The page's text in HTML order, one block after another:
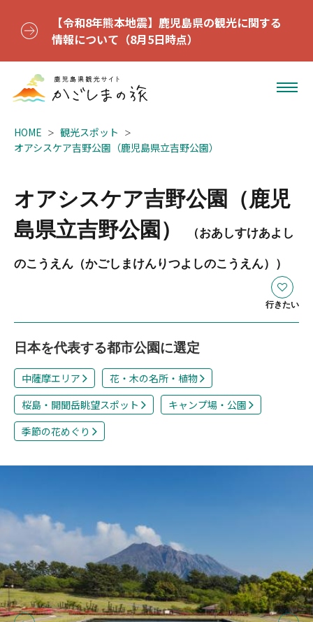
【令和8年熊本地震】鹿児島県の観光に関する
情報について（8月5日時点）
HOME
観光スポット
オアシスケア吉野公園（鹿児島県立吉野公園）
オアシスケア吉野公園（鹿児
島県立吉野公園）
（おあしすけあよし
のこうえん（かごしまけんりつよしのこうえん））
行きたい
日本を代表する都市公園に選定
中薩摩エリア
花・木の名所・植物
桜島・開聞岳眺望スポット
キャンプ場・公園
季節の花めぐり